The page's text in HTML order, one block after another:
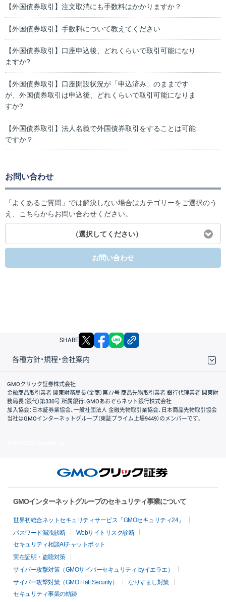
【外国債券取引】注文取消にも手数料はかかりますか？
【外国債券取引】手数料について教えてください
【外国債券取引】口座申込後、どれくらいで取引可能になり
ますか?
【外国債券取引】口座開設状況が「申込済み」のままです
が、外国債券取引は申込後、どれくらいで取引可能になりま
すか?
【外国債券取引】法人名義で外国債券取引をすることは可能
ですか？
お問い合わせ
「よくあるご質問」では解決しない場合はカテゴリーをご選択のう
え、こちらからお問い合わせください。
（選択してください）
お問い合わせ
SHARE X facebook
各種方針・規程・会社案内
取引規程・約款
サイトマップ
その他のご案内
個人情報保護方針
最良執行方針
サイトのご利用について
ディスクレイマー
信託保全
リスク説明
会社案内
GMOクリック証券株式会社
金融商品取引業者 関東財務局長（金商）第77号 商品先物取引業者 銀行代理業者 関東財
務局長（銀代）第330号 所属銀行：GMOあおぞらネット銀行株式会社
加入協会：日本証券業協会、一般社団法人 金融先物取引業協会、日本商品先物取引協会
当社はGMOインターネットグループ（東証プライム上場9449）のメンバーです。
GMOインターネットグループのセキュリティ事業について
世界初総合ネットセキュリティサービス「GMOセキュリティ24」
パスワード漏洩診断
Webサイトリスク診断
セキュリティ相談AIチャットボット
実在証明・盗聴対策
サイバー攻撃対策（GMOサイバーセキュリティ byイエラエ）
サイバー攻撃対策（GMO Flatt Security）
なりすまし対策
セキュリティ事業の軌跡